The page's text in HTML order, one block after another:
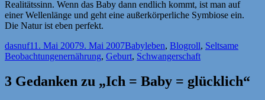
Realitätssinn. Wenn das Baby dann endlich kommt, ist man auf
einer Wellenlänge und geht eine außerkörperliche Symbiose ein.
Die Natur ist eben perfekt.
Autor
dasnufVeröffentlicht
am
11. Mai 20079. Mai 2007Kategorien
Babyleben, Blogroll, Seltsame
BeobachtungenSchlagwörter
ernährung, Geburt, Schwangerschaft
3 Gedanken zu „Ich = Baby = glücklich“